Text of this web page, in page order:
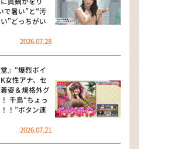
やすとものいたって真剣です
！ナイトスクープ
おかえり
＆A.B.C-Z塚田×福井アナ
んでやねん！？」（news お
り）
も台所 ～きょうの献立 何
する？～
で暑い”と“汚
”どっちがい
2026.07.28
堂』“爆烈ボイ
女性アナ、セ
姿＆規格外グ
千鳥“ちょっ
！”ボタン連
2026.07.21